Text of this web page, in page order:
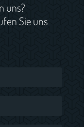
uns?
Sie uns